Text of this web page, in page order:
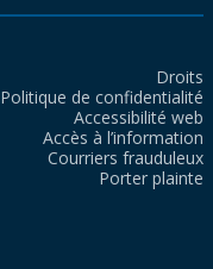
Droits
Politique de confidentialité
Accessibilité web
Accès à l’information
Courriers frauduleux
Porter plainte